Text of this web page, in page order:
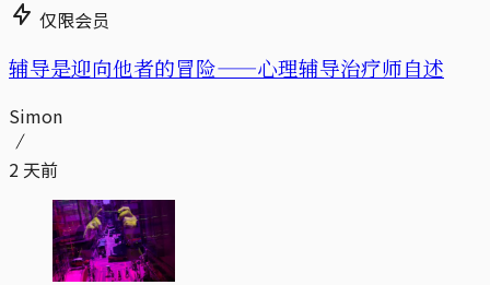
仅限会员
辅导是迎向他者的冒险——心理辅导治疗师自述
Simon
2 天前